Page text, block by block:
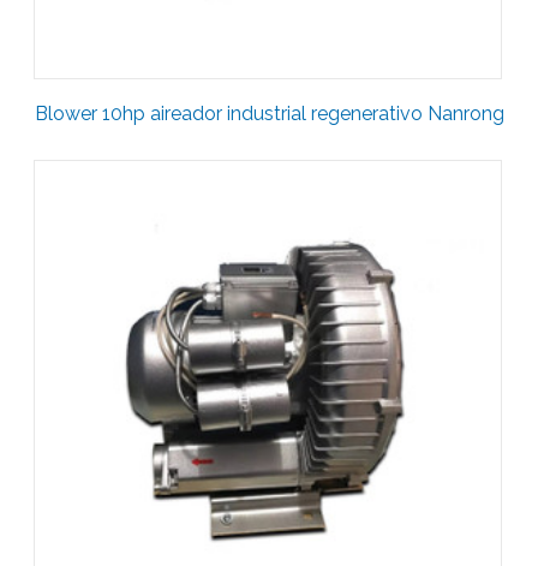
Blower 10hp aireador industrial regenerativo Nanrong